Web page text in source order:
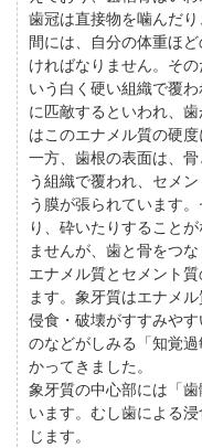
歯冠は直接物を噛んだ
間には、自分の体重ほ
ければなりません。そ
いう白く硬い組織で覆
に匹敵するといわれ、
はこのエナメル質の硬度
一方、歯根の表面は、
う組織で覆われ、セメ
う膜が張られています
り、砕いたりすること
ませんが、歯と骨をつ
エナメル質とセメント
ます。象牙質はエナメ
侵食・破壊がすすみや
のなどがしみる「知覚
かってきました。
象牙質の中心部には「
います。むし歯による
じます。